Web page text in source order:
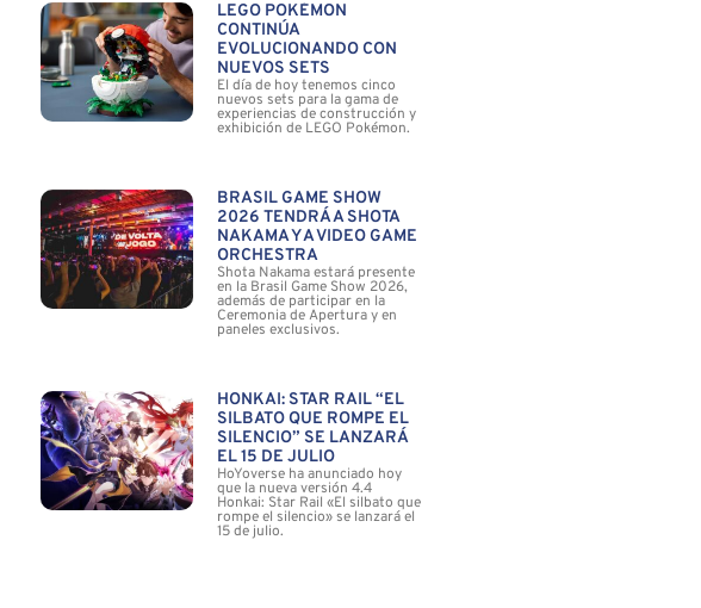
LEGO POKÉMON
CONTINÚA
EVOLUCIONANDO CON
NUEVOS SETS
El día de hoy tenemos cinco
nuevos sets para la gama de
experiencias de construcción y
exhibición de LEGO Pokémon.
BRASIL GAME SHOW
2026 TENDRÁ A SHOTA
NAKAMA Y A VIDEO GAME
ORCHESTRA
Shota Nakama estará presente
en la Brasil Game Show 2026,
además de participar en la
Ceremonia de Apertura y en
paneles exclusivos.
HONKAI: STAR RAIL “EL
SILBATO QUE ROMPE EL
SILENCIO” SE LANZARÁ
EL 15 DE JULIO
HoYoverse ha anunciado hoy
que la nueva versión 4.4
Honkai: Star Rail «El silbato que
rompe el silencio» se lanzará el
15 de julio.